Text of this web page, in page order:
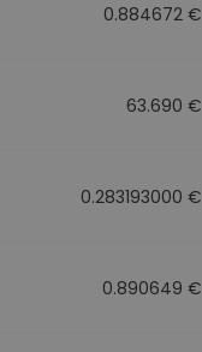
0.884672 €
63.690 €
0.283193000 €
0.890649 €